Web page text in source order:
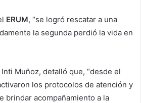
ERUM, “se logró rescatar a una
la segunda perdió la vida en
Muñoz, detalló que, “desde el
los protocolos de atención y
brindar acompañamiento a la